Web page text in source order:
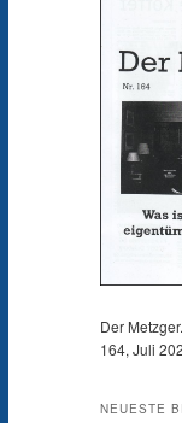
Der
164, Juli
NEUESTE